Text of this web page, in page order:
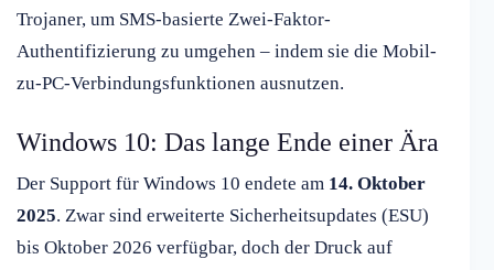
Trojaner, um SMS-basierte Zwei-Faktor-
Authentifizierung zu umgehen – indem sie die Mobil-
zu-PC-Verbindungsfunktionen ausnutzen.
Windows 10: Das lange Ende einer Ära
Der Support für Windows 10 endete am 14. Oktober
2025. Zwar sind erweiterte Sicherheitsupdates (ESU)
bis Oktober 2026 verfügbar, doch der Druck auf